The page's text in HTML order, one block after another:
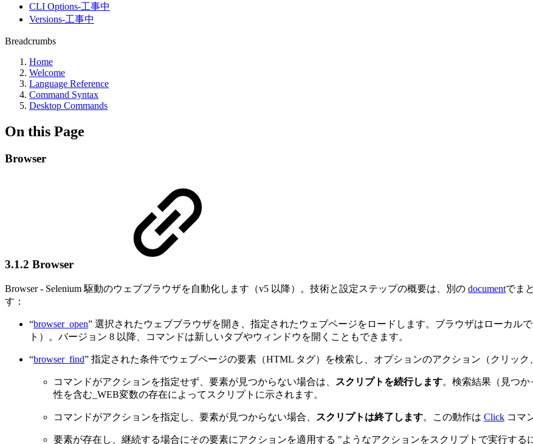
CLI Options-工事中
Versions-工事中
Breadcrumbs
Home
Welcome
Language Reference
Command Syntax
Desktop Commands
On this Page
Browser
3.1.2 Browser
Browser - Selenium 駆動のウェブブラウザを自動化します（v5 以降）。技術と設定ステップの概要は、別の documentでま
す：
“browser_open” 選択されたウェブブラウザを開き、指定されたウェブページをロードします。ブラウザはローカル
ト）。バージョン 8 以降、コマンドは新しいタブやウィンドウを開くこともできます。
“browser_find” 指定された条件でウェブページの要素（HTML タグ）を検索し、オプションのアクション（クリック
コマンドがアクションを指定せず、要素が見つからない場合は、 スクリプトを続行します。検索結果（見つ
性を含む_WEB変数の存在によってスクリプトに示されます。
コマンドがアクションを指定し、要素が見つからない場合、 スクリプトは終了します。この動作は Click コマ
要素が存在し、継続する場合にその要素にアクションを適用する "ようなアクションをスクリプトで実行する